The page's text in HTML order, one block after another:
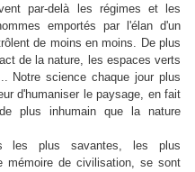
par-delà les régimes et les
emportés par l'élan d'un
de moins en moins. De plus
de la nature, les espaces verts
Notre science chaque jour plus
d'humaniser le paysage, en fait
plus inhumain que la nature
les plus savantes, les plus
mémoire de civilisation, se sont